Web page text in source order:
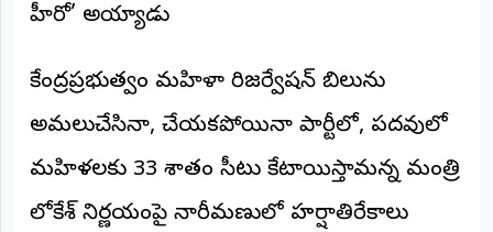
హీరో’ అయ్యాడు
కేంద్రప్రభుత్వం మహిళా రిజర్వేషన్ బిల్లును
అమలుచేసినా, చేయకపోయినా పార్టీలో, పదవుల్లో
మహిళలకు 33 శాతం సీట్లు కేటాయిస్తామన్న మంత్రి
లోకేశ్ నిర్ణయంపై నారీమణుల్లో హర్షాతిరేకాలు